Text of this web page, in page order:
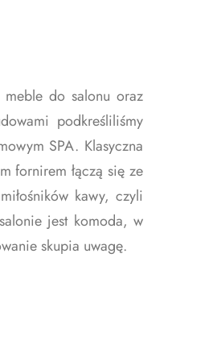
do salonu oraz
podkreśliliśmy
SPA. Klasyczna
fornirem łączą się ze
kawy, czyli
jest komoda, w
skupia uwagę.